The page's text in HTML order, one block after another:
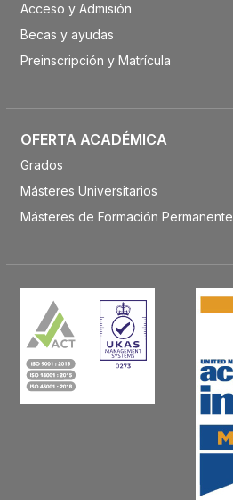
Acceso y Admisión
Becas y ayudas
Preinscripción y Matrícula
OFERTA ACADÉMICA
Grados
Másteres Universitarios
Másteres de Formación Permanente